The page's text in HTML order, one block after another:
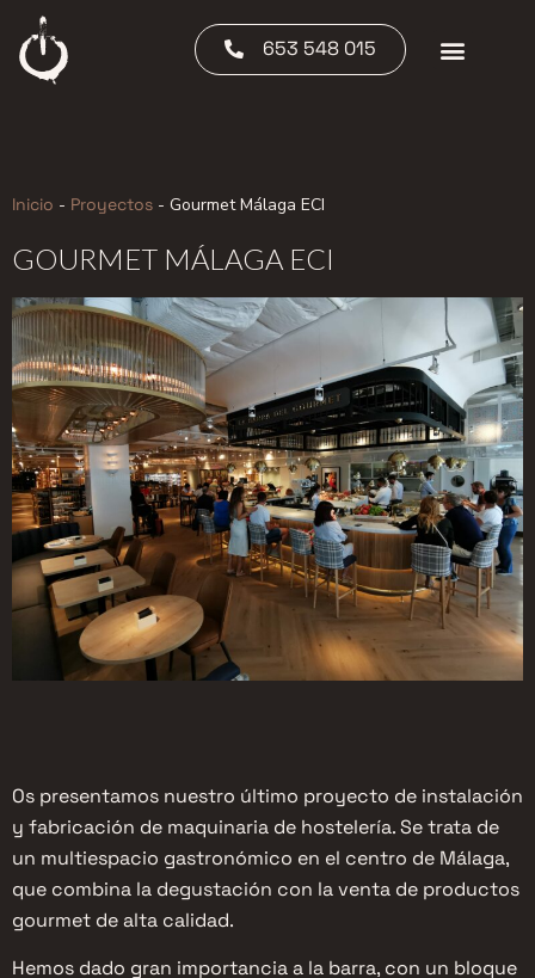
653 548 015
Inicio - Proyectos - Gourmet Málaga ECI
GOURMET MÁLAGA ECI
Os presentamos nuestro último proyecto de instalación
y fabricación de maquinaria de hostelería. Se trata de
un multiespacio gastronómico en el centro de Málaga,
que combina la degustación con la venta de productos
gourmet de alta calidad.
Hemos dado gran importancia a la barra, con un bloque